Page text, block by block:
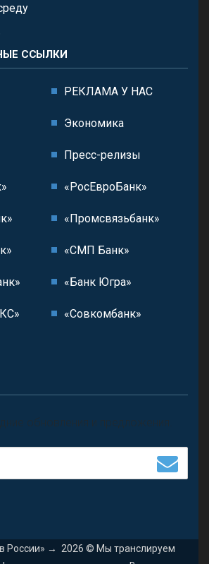
ССЫЛКИ
РЕКЛАМА У НАС
Экономика
Пресс-релизы
«РосЕвроБанк»
«Промсвязьбанк»
«СМП Банк»
«Банк Югра»
«Совкомбанк»
обновления и предложения.
России» → 2026 © Мы транслируем